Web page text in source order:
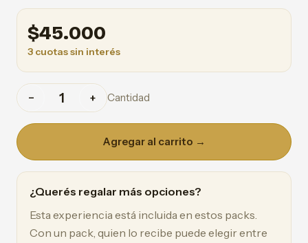
$45.000
3 cuotas sin interés
− + Cantidad
Agregar al carrito →
¿Querés regalar más opciones?
Esta experiencia está incluida en estos packs.
Con un pack, quien lo recibe puede elegir entre